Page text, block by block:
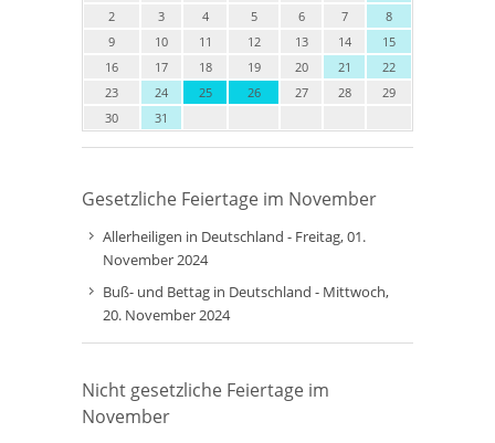
2
3 4 5 6 7
8
9
10 11 12 13 14
15
16
17 18 19 20 21
22
23
24 25 26 27 28
29
30
31
Gesetzliche Feiertage im November
Allerheiligen in Deutschland - Freitag, 01.
November 2024
Buß- und Bettag in Deutschland - Mittwoch,
20. November 2024
Nicht gesetzliche Feiertage im
November